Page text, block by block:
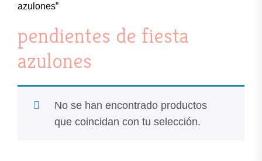
azulones”
pendientes de fiesta
azulones
No se han encontrado productos
que coincidan con tu selección.